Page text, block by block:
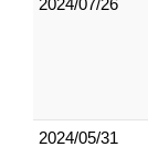
2024/07/26
2024/05/31